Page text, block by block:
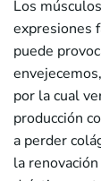
Los
expresiones
puede
por la cual
producción
a perder
la